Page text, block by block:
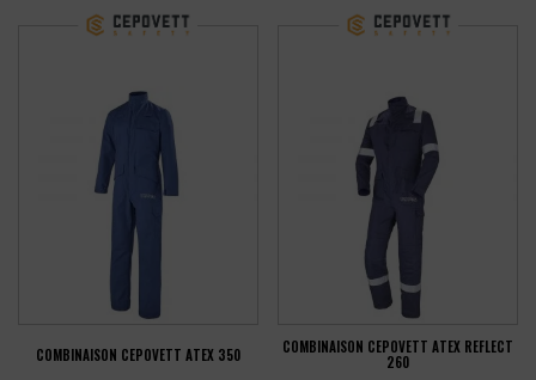
COMBINAISON CEPOVETT ATEX 350
COMBINAISON CEPOVETT ATEX REFLECT
260